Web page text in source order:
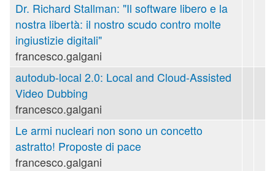
Dr. Richard Stallman: "Il software libero e la
nostra libertà: il nostro scudo contro molte
ingiustizie digitali"
francesco.galgani
autodub-local 2.0: Local and Cloud-Assisted
Video Dubbing
francesco.galgani
Le armi nucleari non sono un concetto
astratto! Proposte di pace
francesco.galgani